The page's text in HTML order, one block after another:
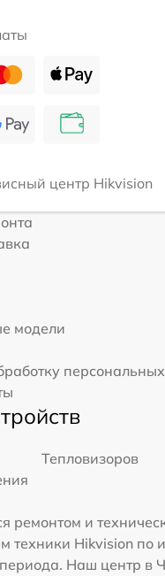
центр Hikvision
модели
Тепловизоров
ремонтом и
техники Hikvision по
Наш центр в